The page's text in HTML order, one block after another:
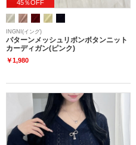
45％OFF
INGNI(イング)
パターンメッシュリボンボタンニット
カーディガン(ピンク)
￥1,980